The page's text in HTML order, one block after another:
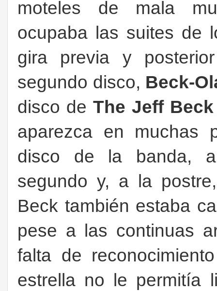
moteles de mala
ocupaba las suites de
gira previa y
segundo disco, Beck-
disco de The Jeff
aparezca en muchas
disco de la banda,
segundo y, a la
Beck también estaba
pese a las continuas
falta de
estrella no le permitía